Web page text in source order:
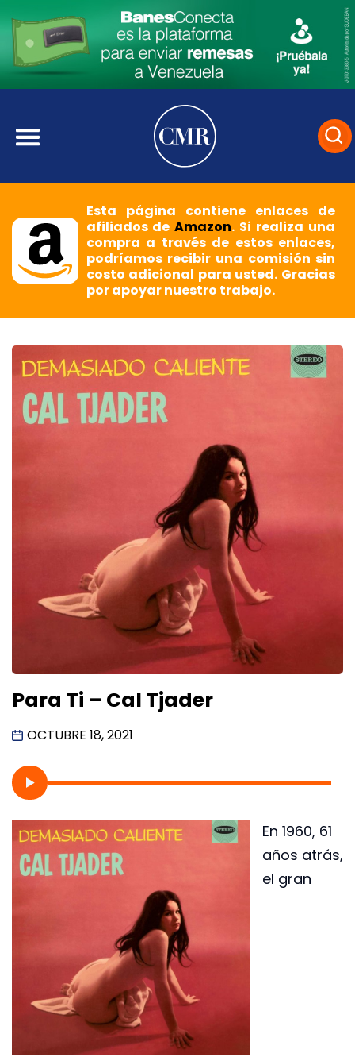
Esta página contiene enlaces de
afiliados deAmazon. Si realiza una
compra a través de estos enlaces,
podríamos recibir una comisión sin
costo adicional para usted. Gracias
por apoyar nuestro trabajo.
Para Ti – Cal Tjader
OCTUBRE 18, 2021
En 1960, 61
años atrás,
el gran